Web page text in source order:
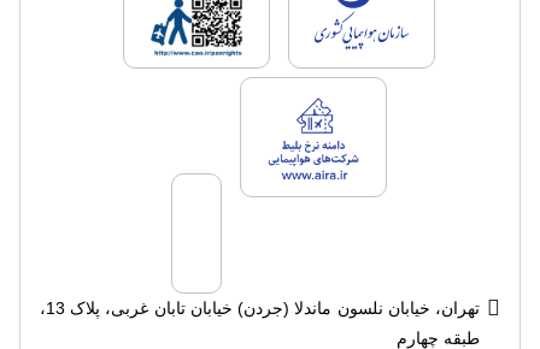
لایسنس های فروش سفرتاپ
تهران، خیابان نلسون ماندلا (جردن) خیابان تابان غربی، پلاک 13،
طبقه چهارم